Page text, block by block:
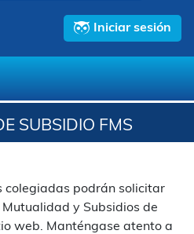
Iniciar sesión
SUBSIDIO FMS
colegiadas podrán solicitar
y Subsidios de
web. Manténgase atento a